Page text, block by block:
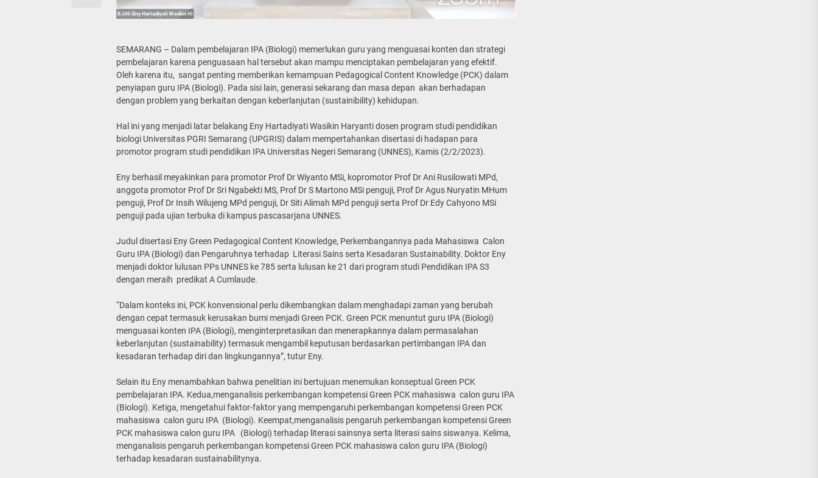
SEMARANG – Dalam pembelajaran IPA (Biologi) memerlukan guru yang menguasai konten dan strategi
pembelajaran karena penguasaan hal tersebut akan mampu menciptakan pembelajaran yang efektif.
Oleh karena itu, sangat penting memberikan kemampuan Pedagogical Content Knowledge (PCK) dalam
penyiapan guru IPA (Biologi). Pada sisi lain, generasi sekarang dan masa depan akan berhadapan
dengan problem yang berkaitan dengan keberlanjutan (sustainibility) kehidupan.
Hal ini yang menjadi latar belakang Eny Hartadiyati Wasikin Haryanti dosen program studi pendidikan
biologi Universitas PGRI Semarang (UPGRIS) dalam mempertahankan disertasi di hadapan para
promotor program studi pendidikan IPA Universitas Negeri Semarang (UNNES), Kamis (2/2/2023).
Eny berhasil meyakinkan para promotor Prof Dr Wiyanto MSi, kopromotor Prof Dr Ani Rusilowati MPd,
anggota promotor Prof Dr Sri Ngabekti MS, Prof Dr S Martono MSi penguji, Prof Dr Agus Nuryatin MHum
penguji, Prof Dr Insih Wilujeng MPd penguji, Dr Siti Alimah MPd penguji serta Prof Dr Edy Cahyono MSi
penguji pada ujian terbuka di kampus pascasarjana UNNES.
Judul disertasi Eny Green Pedagogical Content Knowledge, Perkembangannya pada Mahasiswa Calon
Guru IPA (Biologi) dan Pengaruhnya terhadap Literasi Sains serta Kesadaran Sustainability. Doktor Eny
menjadi doktor lulusan PPs UNNES ke 785 serta lulusan ke 21 dari program studi Pendidikan IPA S3
dengan meraih predikat A Cumlaude.
“Dalam konteks ini, PCK konvensional perlu dikembangkan dalam menghadapi zaman yang berubah
dengan cepat termasuk kerusakan bumi menjadi Green PCK. Green PCK menuntut guru IPA (Biologi)
menguasai konten IPA (Biologi), menginterpretasikan dan menerapkannya dalam permasalahan
keberlanjutan (sustainability) termasuk mengambil keputusan berdasarkan pertimbangan IPA dan
kesadaran terhadap diri dan lingkungannya”, tutur Eny.
Selain itu Eny menambahkan bahwa penelitian ini bertujuan menemukan konseptual Green PCK
pembelajaran IPA. Kedua,menganalisis perkembangan kompetensi Green PCK mahasiswa calon guru IPA
(Biologi). Ketiga, mengetahui faktor-faktor yang mempengaruhi perkembangan kompetensi Green PCK
mahasiswa calon guru IPA (Biologi). Keempat,menganalisis pengaruh perkembangan kompetensi Green
PCK mahasiswa calon guru IPA (Biologi) terhadap literasi sainsnya serta literasi sains siswanya. Kelima,
menganalisis pengaruh perkembangan kompetensi Green PCK mahasiswa calon guru IPA (Biologi)
terhadap kesadaran sustainabilitynya.